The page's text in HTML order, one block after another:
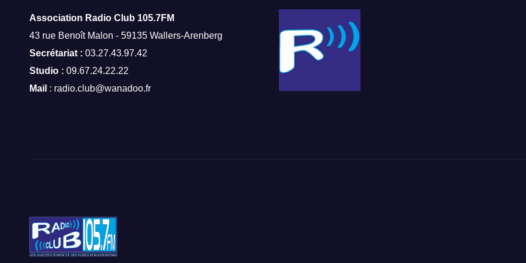
Association Radio Club 105.7FM
43 rue Benoît Malon - 59135 Wallers-Arenberg
Secrétariat : 03.27.43.97.42
Studio : 09.67.24.22.22
Mail : radio.club@wanadoo.fr